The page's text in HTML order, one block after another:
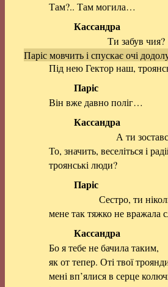
Там?.. Там могила…
Кассандра
Ти забув чия?
Паріс мовчить і спускає очі
Під нею Гектор наш,
Паріс
Він вже давно поліг…
Кассандра
А ти
То, значить, веселіться і
троянські люди?
Паріс
Сестро, ти
мене так тяжко не вражала
Кассандра
Бо я тебе не бачила таким,
як от тепер. Оті твої
мені вп’ялися в серце